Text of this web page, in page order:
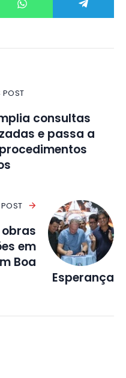
POST
consultas
e passa a
em
Boa
Esperança